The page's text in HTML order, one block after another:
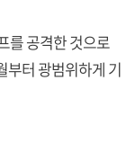
를 공격한 것으로
부터 광범위하게 기